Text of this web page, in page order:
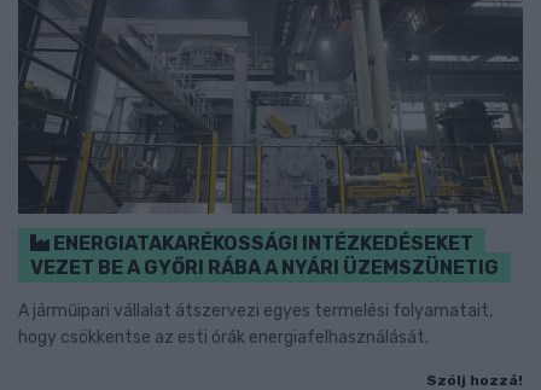
ENERGIATAKARÉKOSSÁGI INTÉZKEDÉSEKET
VEZET BE A GYŐRI RÁBA A NYÁRI ÜZEMSZÜNETIG
A járműipari vállalat átszervezi egyes termelési folyamatait,
hogy csökkentse az esti órák energiafelhasználását.
Szólj hozzá!